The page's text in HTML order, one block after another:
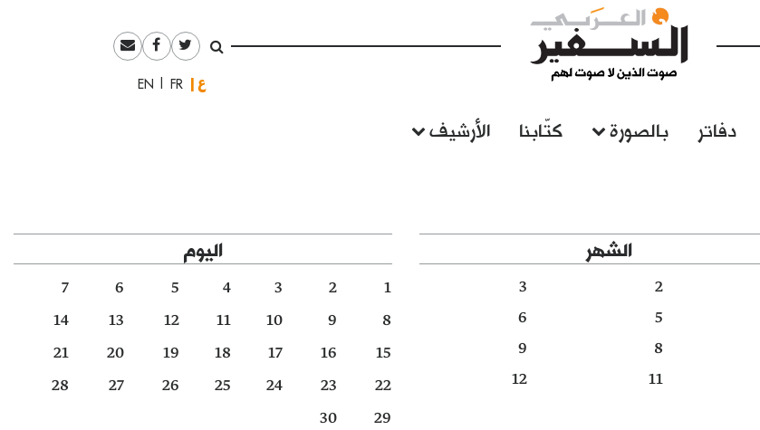
العربيةFrançais
English
دفاتر بالصورة كتّابنا الأرشيف
الشهر
2
3
5
6
8
9
11
12
اليوم
1
2
3
4
5
6
7
8
9
10
11
12
13
14
15
16
17
18
19
20
21
22
23
24
25
26
27
28
29
30